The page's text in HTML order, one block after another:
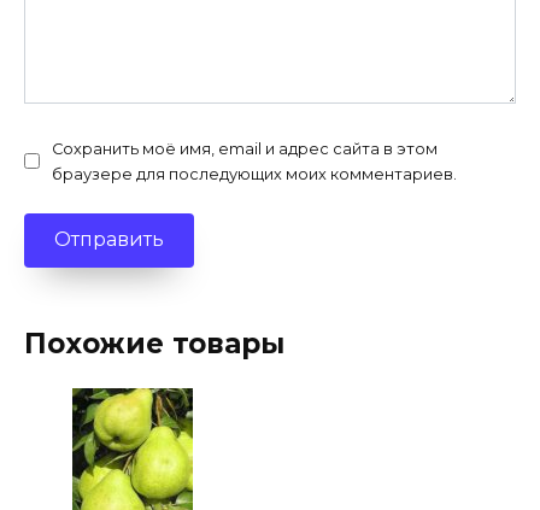
Сохранить моё имя, email и адрес сайта в этом
браузере для последующих моих комментариев.
Похожие товары